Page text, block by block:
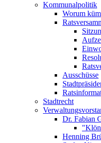
Kommunalpolitik
Worum
Ausschüsse
Stadtrecht
Dr. Fabian
Henning